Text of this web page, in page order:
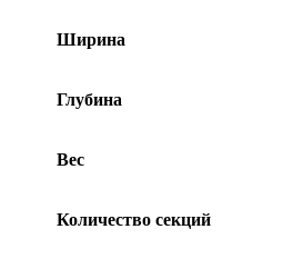
Ширина
Глубина
Вес
Количество секций